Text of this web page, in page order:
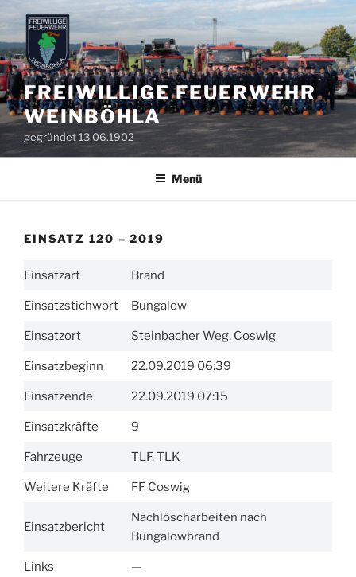
Inhalt
springen
FREIWILLIGE FEUERWEHR
WEINBÖHLA
gegründet 13.06.1902
Menü
EINSATZ 120 – 2019
Einsatzart Brand
Einsatzstichwort Bungalow
Einsatzort Steinbacher Weg, Coswig
Einsatzbeginn 22.09.2019 06:39
Einsatzende 22.09.2019 07:15
Einsatzkräfte 9
Fahrzeuge TLF, TLK
Weitere Kräfte FF Coswig
Einsatzbericht
Nachlöscharbeiten nach
Bungalowbrand
Links —